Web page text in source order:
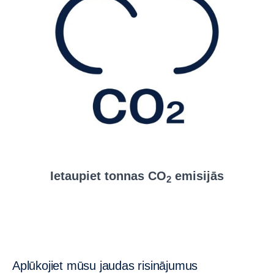
Ietaupiet tonnas CO2 emisijās
Aplūkojiet mūsu jaudas risinājumus